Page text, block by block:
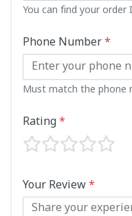
You can find your
Phone Number*
Must match the phone
Rating*
Your Review*